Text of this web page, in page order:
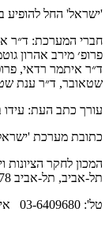
'ישראל' החל להופיע בשנת
חברי המערכת: ד״ר
פרופ׳ מירב אהרון
ד״ר איתמר רדאי,
שטאובר, ד״ר ענת
עורך כתב העת: עידו
כתובת מערכת
המכון לחקר הציונות
תל-אביב, תל-אביב 69978.
טל': 03-6409680 אימייל: